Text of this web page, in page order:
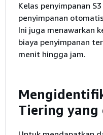
Kelas penyimpanan
penyimpanan
Ini juga menawarkan
biaya penyimpanan
menit hingga jam.
Tiering yang